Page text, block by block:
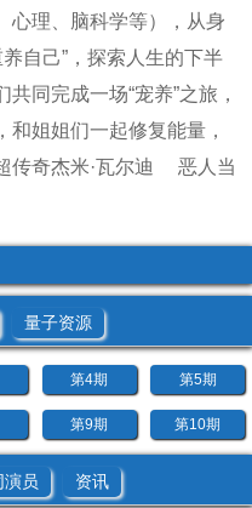
心理、脑科学等），从身
自己”，探索人生的下半
同完成一场“宠养”之旅，
姐姐们一起修复能量，
传奇杰米·瓦尔迪
恶人当
量子资源
第4期 第5期
第9期 第10期
演员 资讯